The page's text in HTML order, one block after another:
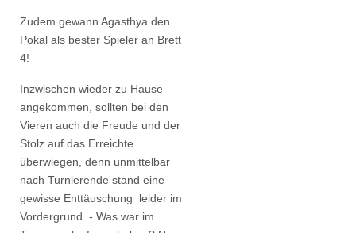
Zudem gewann Agasthya den
Pokal als bester Spieler an Brett
4!
Inzwischen wieder zu Hause
angekommen, sollten bei den
Vieren auch die Freude und der
Stolz auf das Erreichte
überwiegen, denn unmittelbar
nach Turnierende stand eine
gewisse Enttäuschung leider im
Vordergrund. - Was war im